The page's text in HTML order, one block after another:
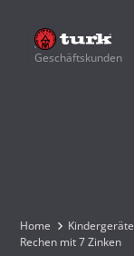
Geschäftskunden
Home Kindergeräte
Rechen mit 7 Zinken